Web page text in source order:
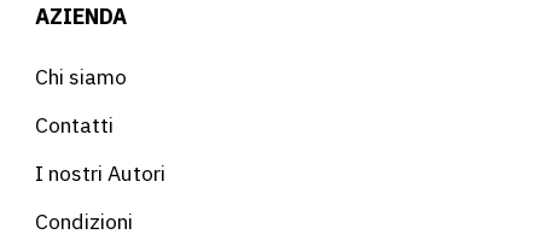
AZIENDA
Chi siamo
Contatti
I nostri Autori
Condizioni